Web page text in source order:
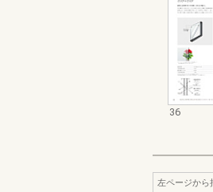
36
左ページから